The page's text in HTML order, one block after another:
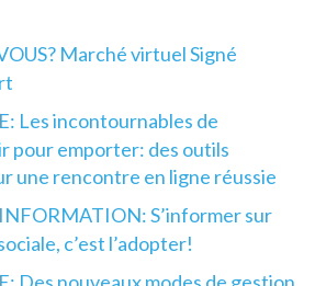
Marché virtuel Signé
Les incontournables de
pour emporter: des outils
une rencontre en ligne réussie
S’informer sur
c’est l’adopter!